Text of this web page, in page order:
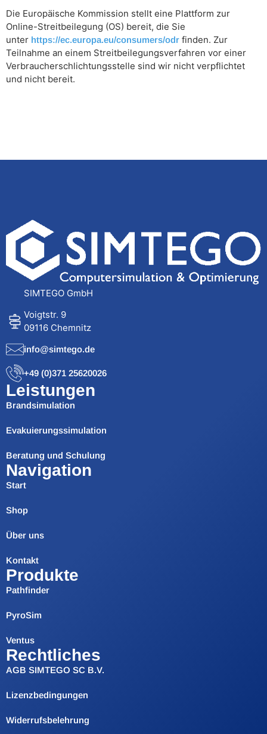
Die Europäische Kommission stellt eine Plattform zur
Online-Streitbeilegung (OS) bereit, die Sie
unter https://ec.europa.eu/consumers/odr finden. Zur
Teilnahme an einem Streitbeilegungsverfahren vor einer
Verbraucherschlichtungsstelle sind wir nicht verpflichtet
und nicht bereit.
SIMTEGO GmbH
Voigtstr. 9
09116 Chemnitz
info@simtego.de
+49 (0)371 25620026
Leistungen
Brandsimulation
Evakuierungssimulation
Beratung und Schulung
Navigation
Start
Shop
Über uns
Kontakt
Produkte
Pathfinder
PyroSim
Ventus
Rechtliches
AGB SIMTEGO SC B.V.
Lizenzbedingungen
Widerrufsbelehrung